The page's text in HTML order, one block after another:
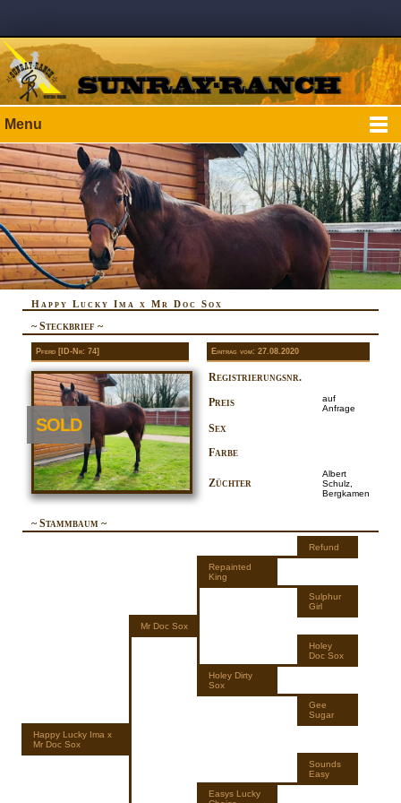
Menu
Happy Lucky Ima x Mr Doc Sox
~ Steckbrief ~
Pferd [ID-Nr: 74] Eintrag vom: 27.08.2020
SOLD
Registrierungsnr.
Preis
auf
Anfrage
Sex
Farbe
Züchter
Albert
Schulz,
Bergkamen
~ Stammbaum ~
Refund
Repainted
King
Sulphur
Girl
Mr Doc Sox
Holey
Doc Sox
Holey Dirty
Sox
Gee
Sugar
Happy Lucky Ima x
Mr Doc Sox
Sounds
Easy
Easys Lucky